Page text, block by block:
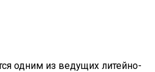
одним из ведущих литейно-